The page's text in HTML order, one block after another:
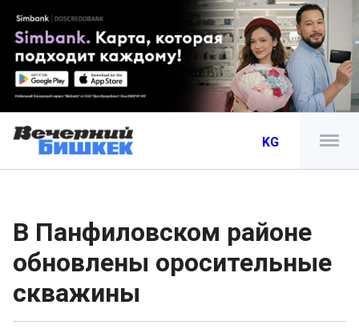
KG
В Панфиловском районе
обновлены оросительные
скважины